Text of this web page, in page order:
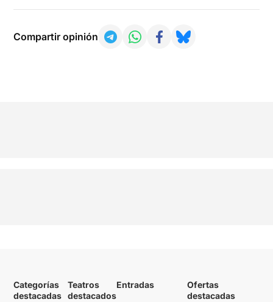
Compartir opinión
Categorías
destacadas
Teatros
destacados
Entradas
Ofertas
destacadas